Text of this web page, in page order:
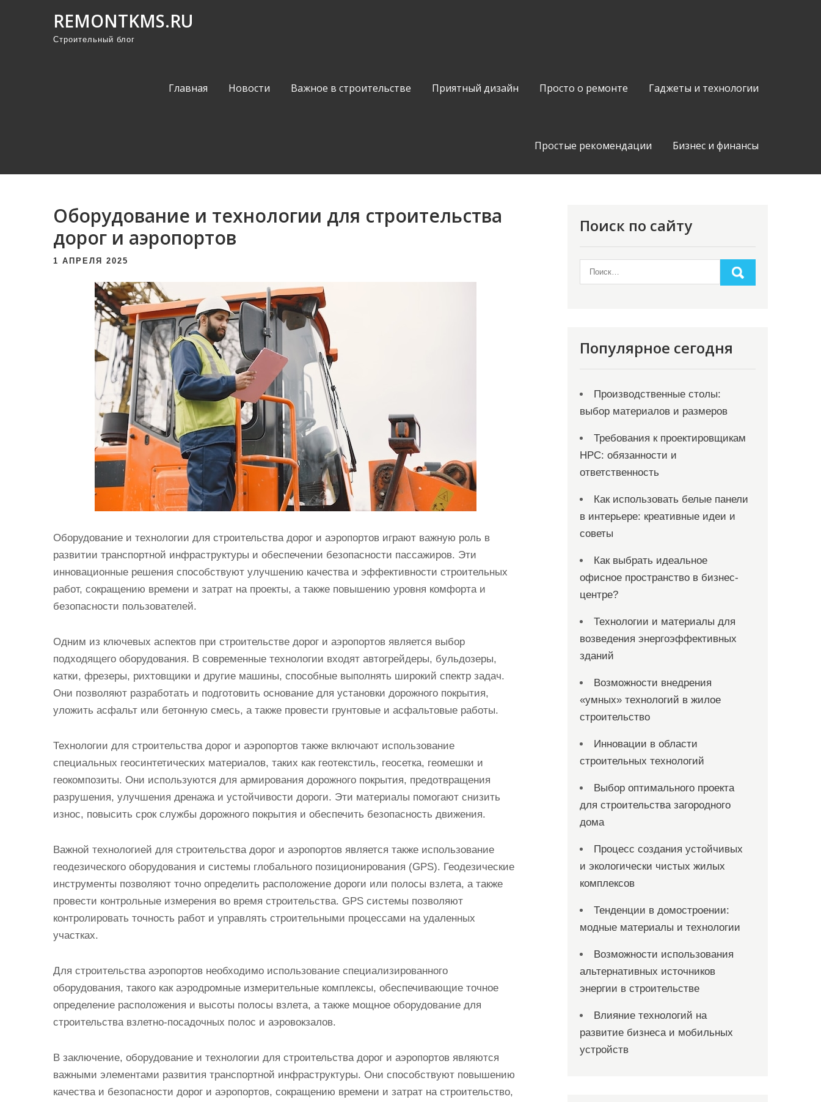
REMONTKMS.RU
Строительный блог
Главная Новости Важное в строительстве Приятный дизайн Просто о ремонте Гаджеты и технологии
Простые рекомендации Бизнес и финансы
Оборудование и технологии для строительства
дорог и аэропортов
1 АПРЕЛЯ 2025
Оборудование и технологии для строительства дорог и аэропортов играют важную роль в
развитии транспортной инфраструктуры и обеспечении безопасности пассажиров. Эти
инновационные решения способствуют улучшению качества и эффективности строительных
работ, сокращению времени и затрат на проекты, а также повышению уровня комфорта и
безопасности пользователей.
Одним из ключевых аспектов при строительстве дорог и аэропортов является выбор
подходящего оборудования. В современные технологии входят автогрейдеры, бульдозеры,
катки, фрезеры, рихтовщики и другие машины, способные выполнять широкий спектр задач.
Они позволяют разработать и подготовить основание для установки дорожного покрытия,
уложить асфальт или бетонную смесь, а также провести грунтовые и асфальтовые работы.
Технологии для строительства дорог и аэропортов также включают использование
специальных геосинтетических материалов, таких как геотекстиль, геосетка, геомешки и
геокомпозиты. Они используются для армирования дорожного покрытия, предотвращения
разрушения, улучшения дренажа и устойчивости дороги. Эти материалы помогают снизить
износ, повысить срок службы дорожного покрытия и обеспечить безопасность движения.
Важной технологией для строительства дорог и аэропортов является также использование
геодезического оборудования и системы глобального позиционирования (GPS). Геодезические
инструменты позволяют точно определить расположение дороги или полосы взлета, а также
провести контрольные измерения во время строительства. GPS системы позволяют
контролировать точность работ и управлять строительными процессами на удаленных
участках.
Для строительства аэропортов необходимо использование специализированного
оборудования, такого как аэродромные измерительные комплексы, обеспечивающие точное
определение расположения и высоты полосы взлета, а также мощное оборудование для
строительства взлетно-посадочных полос и аэровокзалов.
В заключение, оборудование и технологии для строительства дорог и аэропортов являются
важными элементами развития транспортной инфраструктуры. Они способствуют повышению
качества и безопасности дорог и аэропортов, сокращению времени и затрат на строительство,
Поиск по сайту
Популярное сегодня
Производственные столы:
выбор материалов и размеров
Требования к проектировщикам
НРС: обязанности и
ответственность
Как использовать белые панели
в интерьере: креативные идеи и
советы
Как выбрать идеальное
офисное пространство в бизнес-
центре?
Технологии и материалы для
возведения энергоэффективных
зданий
Возможности внедрения
«умных» технологий в жилое
строительство
Инновации в области
строительных технологий
Выбор оптимального проекта
для строительства загородного
дома
Процесс создания устойчивых
и экологически чистых жилых
комплексов
Тенденции в домостроении:
модные материалы и технологии
Возможности использования
альтернативных источников
энергии в строительстве
Влияние технологий на
развитие бизнеса и мобильных
устройств